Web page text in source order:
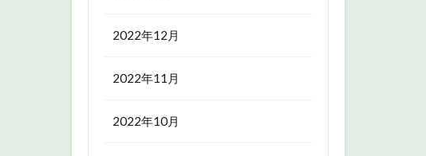
2022年12月
2022年11月
2022年10月